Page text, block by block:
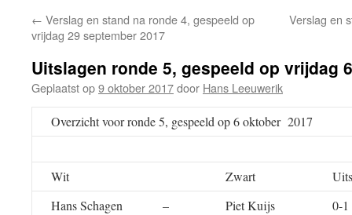
← Verslag en stand na ronde 4, gespeeld op
vrijdag 29 september 2017
Verslag en
Uitslagen ronde 5, gespeeld op vrijdag
Geplaatst op9 oktober 2017door Hans Leeuwerik
Overzicht voor ronde 5, gespeeld op 6 oktober 2017
Wit Zwart
Hans Schagen
–
Piet Kuijs
0-1